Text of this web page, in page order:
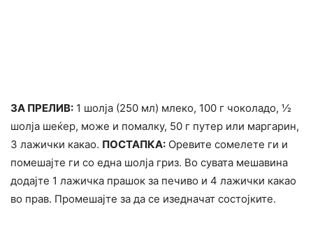
ЗА ПРЕЛИВ: 1 шолја (250 мл) млеко, 100 г чоколадо, ½
шолја шеќер, може и помалку, 50 г путер или маргарин,
3 лажички какао. ПОСТАПКА: Оревите сомелете ги и
помешајте ги со една шолја гриз. Во сувата мешавина
додајте 1 лажичка прашок за печиво и 4 лажички какао
во прав. Промешајте за да се изедначат состојките.